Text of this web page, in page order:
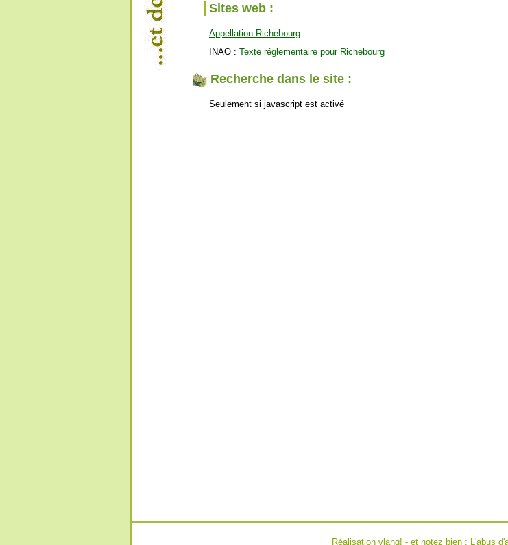
Sites web :
Appellation Richebourg
INAO : Texte réglementaire pour Richebourg
Recherche dans le site :
Seulement si javascript est activé
Réalisation vlang! - et notez bien : L'abus